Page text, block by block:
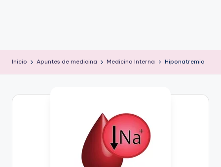
Inicio Apuntes de medicina Medicina Interna Hiponatremia